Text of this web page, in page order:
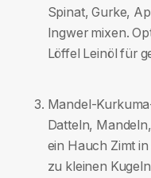
Spinat, Gurke,
Ingwer mixen.
Löffel Leinöl für
Mandel-
Datteln,
ein Hauch Zimt
zu kleinen